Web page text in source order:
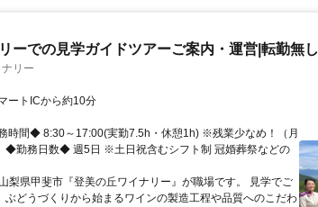
ーでの見学ガイドツアーご案内・運営|転勤無し
リー
ートICから約10分
時間◆ 8:30～17:00(実勤7.5h・休憩1h) ※残業少なめ！（月
◆勤務日数◆ 週5日 ※土日祝含むシフト制 冠婚葬祭などの
梨県甲斐市『登美の丘ワイナリー』が職場です。 見学でご
ぶどうづくりから始まるワインの製造工程や品質へのこだわ